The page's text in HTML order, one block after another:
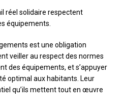
réel solidaire respectent
équipements.
est une obligation
veiller au respect des normes
des équipements, et s’appuyer
optimal aux habitants. Leur
qu’ils mettent tout en œuvre